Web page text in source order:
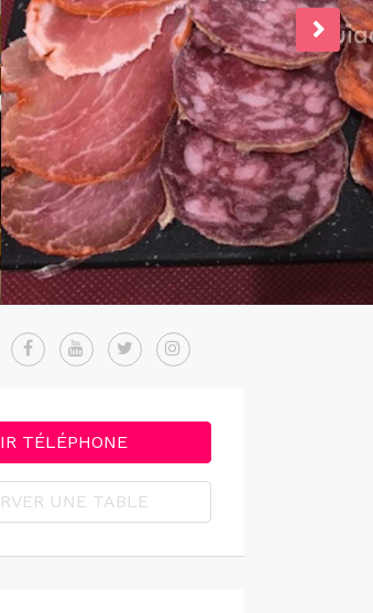
TÉLÉPHONE
UNE TABLE